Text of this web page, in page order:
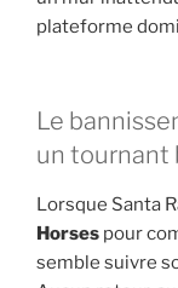
plateforme
Le
un tournant
Lorsque Santa
Horses pour
semble suivre